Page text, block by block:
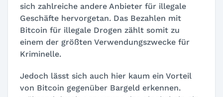
sich zahlreiche andere Anbieter für illegale
Geschäfte hervorgetan. Das Bezahlen mit
Bitcoin für illegale Drogen zählt somit zu
einem der größten Verwendungszwecke für
Kriminelle.
Jedoch lässt sich auch hier kaum ein Vorteil
von Bitcoin gegenüber Bargeld erkennen.